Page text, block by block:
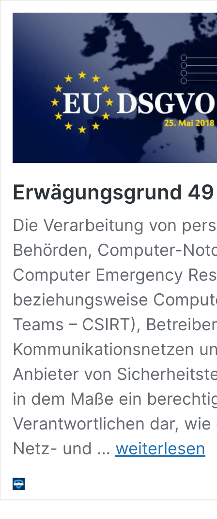
Erwägungsgrund 49
Die Verarbeitung von
Behörden, Computer-
Computer Emergency
beziehungsweise
Teams – CSIRT),
Kommunikationsnetzen
Anbieter von
in dem Maße ein
Verantwortlichen dar,
Netz- und …
Erwägungsgrund
49
weiterlesen